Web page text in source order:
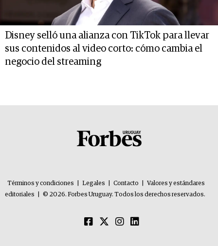
Disney selló una alianza con TikTok para llevar
sus contenidos al video corto: cómo cambia el
negocio del streaming
Términos y condiciones Legales Contacto
Valores y estándares
editoriales
© 2026. Forbes Uruguay. Todos los derechos reservados.